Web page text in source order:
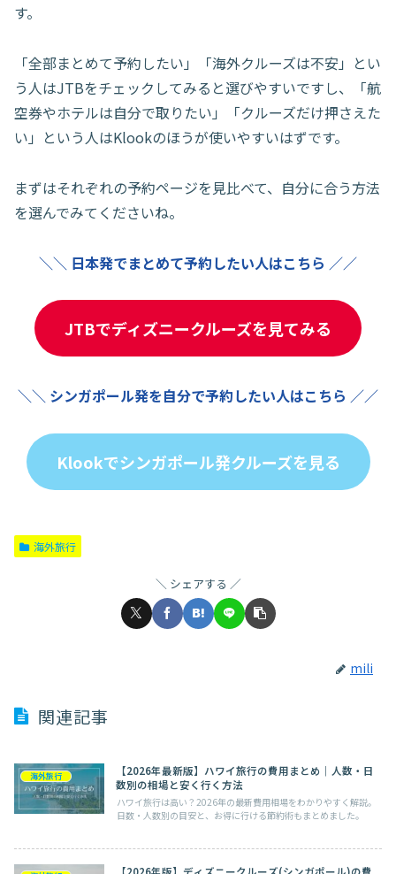
す。
「全部まとめて予約したい」「海外クルーズは不安」とい
う人はJTBをチェックしてみると選びやすいですし、「航
空券やホテルは自分で取りたい」「クルーズだけ押さえた
い」という人はKlookのほうが使いやすいはずです。
まずはそれぞれの予約ページを見比べて、自分に合う方法
を選んでみてくださいね。
＼＼ 日本発でまとめて予約したい人はこちら ／／
JTBでディズニークルーズを見てみる
＼＼ シンガポール発を自分で予約したい人はこちら ／／
Klookでシンガポール発クルーズを見る
海外旅行
シェアする
mili
関連記事
海外旅行
【2026年最新版】ハワイ旅行の費用まとめ｜人数・日
数別の相場と安く行く方法
ハワイ旅行は高い？2026年の最新費用相場をわかりやすく解説。
日数・人数別の目安と、お得に行ける節約術もまとめました。